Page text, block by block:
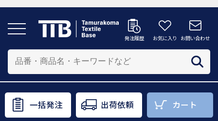
発注履歴 お気に入り お問い合わせ
一括発注 出荷依頼 カート
発注履歴 お気に入り お問い合わせ
カートへ
配送先を追加する
商品を投入する配送先を選択してください。